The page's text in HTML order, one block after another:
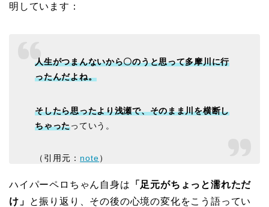
明しています：
人生がつまんないから〇のうと思って多摩川に行
ったんだよね。
そしたら思ったより浅瀬で、そのまま川を横断し
ちゃったっていう。
（引用元： note）
ハイパーペロちゃん自身は 「足元がちょっと濡れただ
け」
と振り返り、その後の心境の変化をこう語ってい